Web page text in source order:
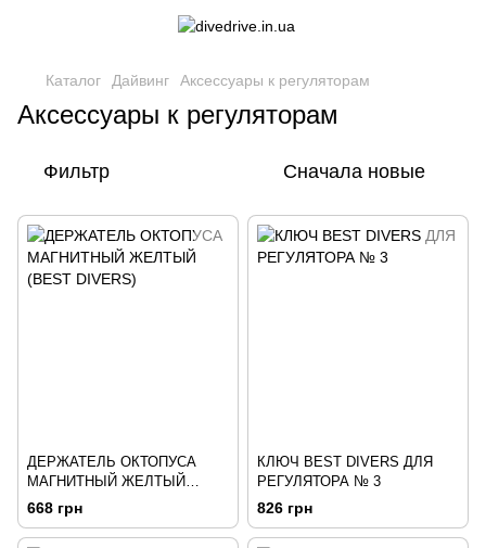
Каталог Дайвинг Аксессуары к регуляторам
Аксессуары к регуляторам
Фильтр Сначала новые
ДЕРЖАТЕЛЬ ОКТОПУСА
МАГНИТНЫЙ ЖЕЛТЫЙ
(BEST DIVERS)
668 грн
КЛЮЧ BEST DIVERS ДЛЯ
РЕГУЛЯТОРА № 3
826 грн